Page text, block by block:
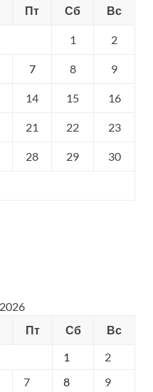
Пт Сб Вс
1 2
7 8 9
14 15 16
21 22 23
28 29 30
Пт Сб
Вс
1
2
7 8 9